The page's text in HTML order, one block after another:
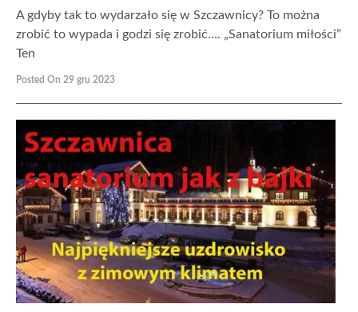
A gdyby tak to wydarzało się w Szczawnicy? To można
zrobić to wypada i godzi się zrobić…. „Sanatorium miłości”
Ten
Posted On 29 gru 2023